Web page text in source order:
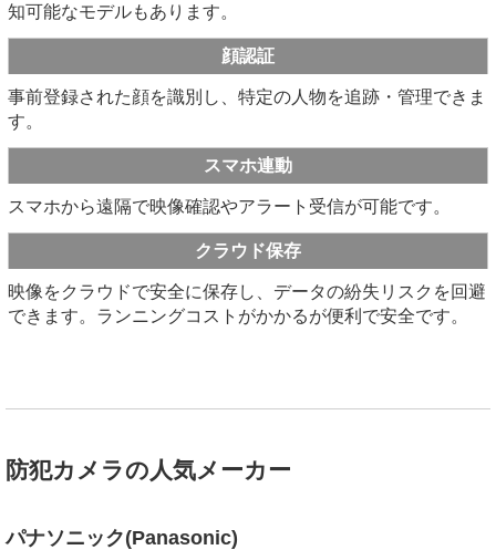
知可能なモデルもあります。
顔認証
事前登録された顔を識別し、特定の人物を追跡・管理できま
す。
スマホ連動
スマホから遠隔で映像確認やアラート受信が可能です。
クラウド保存
映像をクラウドで安全に保存し、データの紛失リスクを回避
できます。ランニングコストがかかるが便利で安全です。
防犯カメラの人気メーカー
パナソニック(Panasonic)